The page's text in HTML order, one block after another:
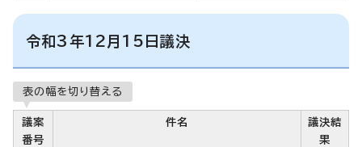
令和3年12月15日議決
表の幅を切り替える
議案
番号
件名
議決結
果